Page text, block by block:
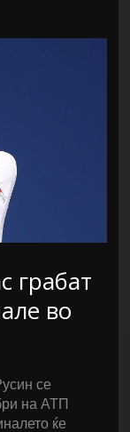
грабат
во
се
на АТП
ќе